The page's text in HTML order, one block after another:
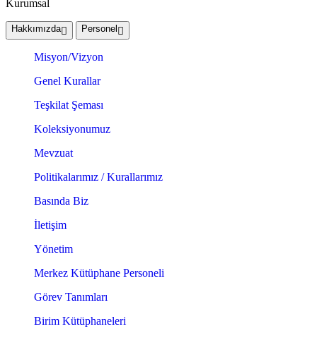
Kurumsal
Hakkımızda Personel
Misyon/Vizyon
Genel Kurallar
Teşkilat Şeması
Koleksiyonumuz
Mevzuat
Politikalarımız / Kurallarımız
Basında Biz
İletişim
Yönetim
Merkez Kütüphane Personeli
Görev Tanımları
Birim Kütüphaneleri